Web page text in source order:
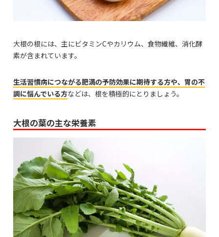
大根の根には、主にビタミンCやカリウム、食物繊維、消化酵
素が含まれています。
生活習慣病につながる肥満の予防効果に期待する方や、胃の不
調に悩んでいる方などは、根を積極的にとりましょう。
大根の葉の主な栄養素